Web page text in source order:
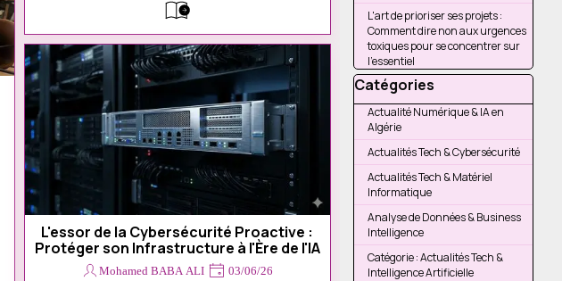
L'essor de la Cybersécurité Proactive :
Protéger son Infrastructure à l'Ère de l'IA
Mohamed BABA ALI 03/06/26
L'art de prioriser ses projets :
Comment dire non aux urgences
toxiques pour se concentrer sur
l'essentiel
Sauter le bloc Catégories
Catégories
Actualité Numérique & IA en
Algérie
Actualités Tech & Cybersécurité
Actualités Tech & Matériel
Informatique
Analyse de Données & Business
Intelligence
Catégorie : Actualités Tech &
Intelligence Artificielle